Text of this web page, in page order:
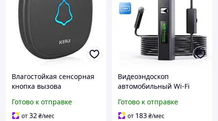
Влагостойкая сенсорная
кнопка вызова
персонала KERUI KR-F52
BLACK
Готово к отправке
от32₴/мес
Видеоэндоскоп
автомобильный Wi-Fi
Готово к отправке
от 183₴/мес